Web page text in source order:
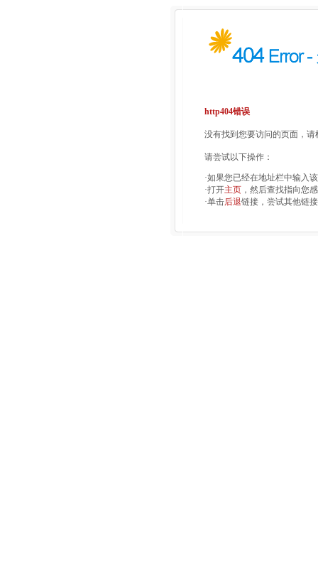
http404错误
没有找到您要访问的页面，
请尝试以下操作：
·如果您已经在地址栏中输入
·打开主页 ，然后查找指向您
·单击后退链接，尝试其他链